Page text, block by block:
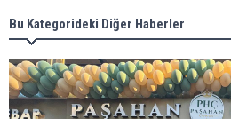
Bu Kategorideki Diğer Haberler